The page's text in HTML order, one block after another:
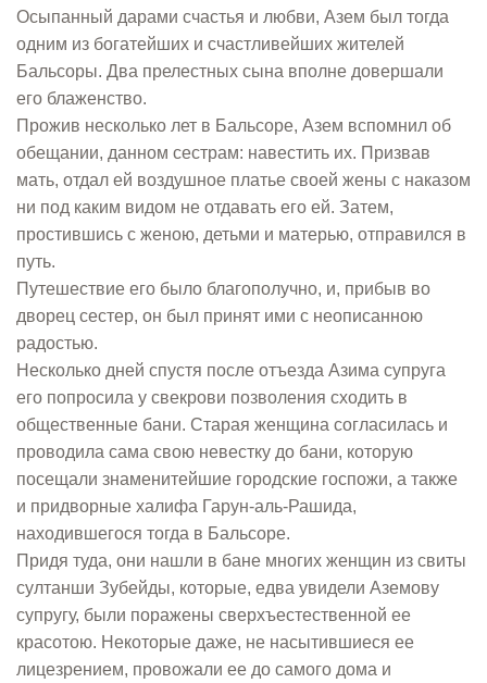
Осыпанный дарами счастья и любви, Азем был тогда
одним из богатейших и счастливейших жителей
Бальсоры. Два прелестных сына вполне довершали
его блаженство.
Прожив несколько лет в Бальсоре, Азем вспомнил об
обещании, данном сестрам: навестить их. Призвав
мать, отдал ей воздушное платье своей жены с наказом
ни под каким видом не отдавать его ей. Затем,
простившись с женою, детьми и матерью, отправился в
путь.
Путешествие его было благополучно, и, прибыв во
дворец сестер, он был принят ими с неописанною
радостью.
Несколько дней спустя после отъезда Азима супруга
его попросила у свекрови позволения сходить в
общественные бани. Старая женщина согласилась и
проводила сама свою невестку до бани, которую
посещали знаменитейшие городские госпожи, а также
и придворные халифа Гарун-аль-Рашида,
находившегося тогда в Бальсоре.
Придя туда, они нашли в бане многих женщин из свиты
султанши Зубейды, которые, едва увидели Аземову
супругу, были поражены сверхъестественной ее
красотою. Некоторые даже, не насытившиеся ее
лицезрением, провожали ее до самого дома и